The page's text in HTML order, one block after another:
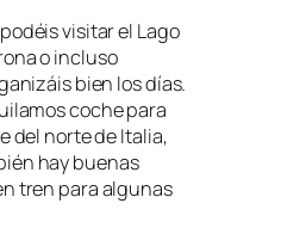
visitar el Lago
o incluso
bien los días.
coche para
del norte de Italia,
hay buenas
tren para algunas